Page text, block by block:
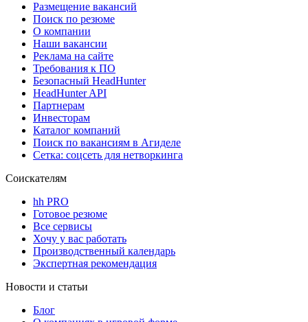
Размещение вакансий
Поиск по резюме
О компании
Наши вакансии
Реклама на сайте
Требования к ПО
Безопасный HeadHunter
HeadHunter API
Партнерам
Инвесторам
Каталог компаний
Поиск по вакансиям в Агиделе
Сетка: соцсеть для нетворкинга
Соискателям
hh PRO
Готовое резюме
Все сервисы
Хочу у вас работать
Производственный календарь
Экспертная рекомендация
Новости и статьи
Блог